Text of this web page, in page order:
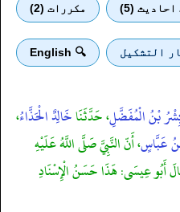
احادیث (5) مكررات (2)
التشكيل 🔍 English
بْنُ الْمُفَضَّلِ، حَدَّثَنَاخَالِدٌ الْحَذَّاءُ،
عَبَّاسٍ، أَنّ النَّبِيَّ صَلَّى اللَّهُ عَلَيْهِ
أَبُو عِيسَى: هَذَا حَسَنُ الْإِسْنَادِ